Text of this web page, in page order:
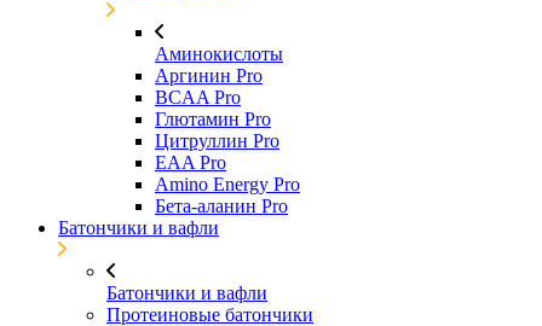
Аминокислоты
Аргинин Pro
BCAA Pro
Глютамин Pro
Цитруллин Pro
EAA Pro
Amino Energy Pro
Бета-аланин Pro
Батончики и вафли
Батончики и вафли
Протеиновые батончики